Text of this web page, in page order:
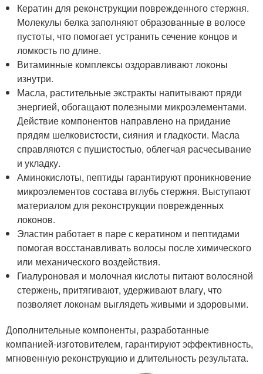
Кератин для реконструкции поврежденного стержня.
Молекулы белка заполняют образованные в волосе
пустоты, что помогает устранить сечение концов и
ломкость по длине.
Витаминные комплексы оздоравливают локоны
изнутри.
Масла, растительные экстракты напитывают пряди
энергией, обогащают полезными микроэлементами.
Действие компонентов направлено на придание
прядям шелковистости, сияния и гладкости. Масла
справляются с пушистостью, облегчая расчесывание
и укладку.
Аминокислоты, пептиды гарантируют проникновение
микроэлементов состава вглубь стержня. Выступают
материалом для реконструкции поврежденных
локонов.
Эластин работает в паре с кератином и пептидами
помогая восстанавливать волосы после химического
или механического воздействия.
Гиалуроновая и молочная кислоты питают волосяной
стержень, притягивают, удерживают влагу, что
позволяет локонам выглядеть живыми и здоровыми.
Дополнительные компоненты, разработанные
компанией-изготовителем, гарантируют эффективность,
мгновенную реконструкцию и длительность результата.